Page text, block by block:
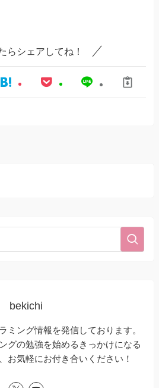
らシェアしてね！
bekichi
ミング情報を発信しております。
グの勉強を始めるきっかけになる
お気軽にお付き合いください！